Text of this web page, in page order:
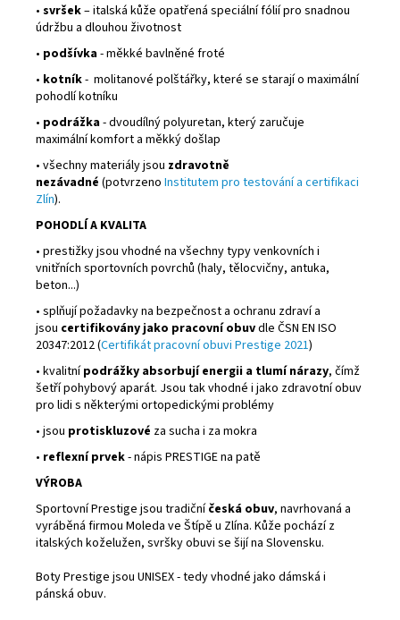
• svršek– italská kůže opatřená speciální fólií pro snadnou
údržbu a dlouhou životnost
• podšívka- měkké bavlněné froté
• kotník- molitanové polštářky, které se starají o maximální
pohodlí kotníku
• podrážka- dvoudílný polyuretan, který zaručuje
maximální komfort a měkký došlap
• všechny materiály jsou zdravotně
nezávadné (potvrzeno Institutem pro testování a certifikaci
Zlín).
POHODLÍ A KVALITA
• prestižky jsou vhodné na všechny typy venkovních i
vnitřních sportovních povrchů (haly, tělocvičny, antuka,
beton...)
• splňují požadavky na bezpečnost a ochranu zdraví a
jsou certifikovány jako pracovní obuvdle ČSN EN ISO
20347:2012 (Certifikát pracovní obuvi Prestige 2021)
• kvalitnípodrážky absorbují energii a tlumí nárazy, čímž
šetří pohybový aparát. Jsou tak vhodné i jako zdravotní obuv
pro lidi s některými ortopedickými problémy
• jsou protiskluzové za sucha i za mokra
• reflexní prvek- nápis PRESTIGE na patě
VÝROBA
Sportovní Prestige jsou tradiční česká obuv, navrhovaná a
vyráběná firmou Moleda ve Štípě u Zlína. Kůže pochází z
italských koželužen, svršky obuvi se šijí na Slovensku.
Boty Prestige jsou UNISEX - tedy vhodné jako dámská i
pánská obuv.